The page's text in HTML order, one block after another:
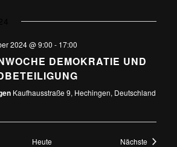
2024 @ 9:00 - 17:00
DEMOKRATIE UND
Kaufhausstraße 9, Hechingen, Deutschland
Heute Nächste